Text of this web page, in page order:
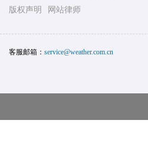
版权声明
网站律师
客服邮箱： service@weather.com.cn